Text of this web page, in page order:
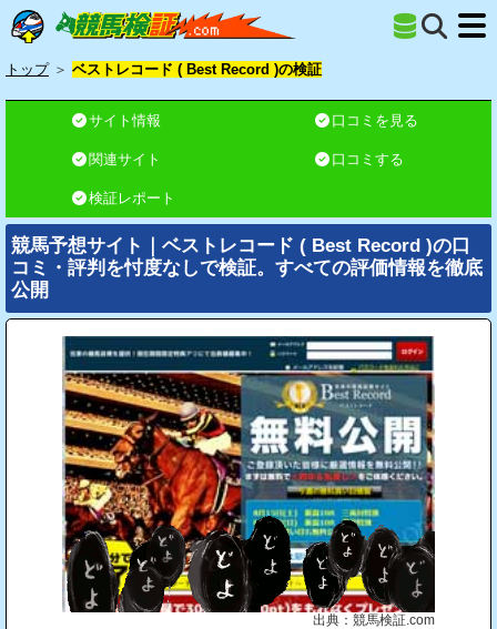
トップ ＞ ベストレコード ( Best Record )の検証
サイト情報 口コミを見る
関連サイト 口コミする
検証レポート
競馬予想サイト｜ベストレコード ( Best Record )の口
コミ・評判を忖度なしで検証。すべての評価情報を徹底
公開
出典：競馬検証.com